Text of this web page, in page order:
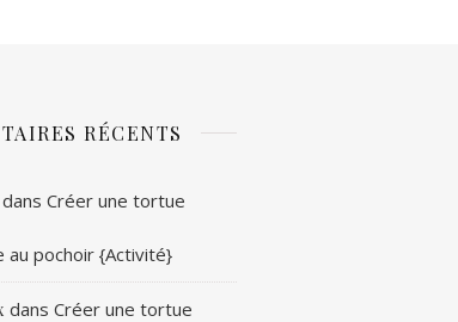
RÉCENTS
dans Créer une tortue
au pochoir {Activité}
dans Créer une tortue